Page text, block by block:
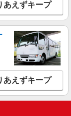
兼務）
（経験・能力等に
番地
を見る
あえずキープ
あえずキープ